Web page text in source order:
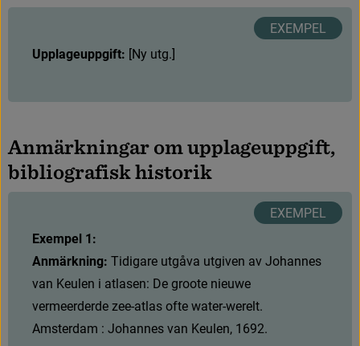
Upplageuppgift: [Ny utg.]
Anmärkningaromupplageuppgift,
bibliografiskhistorik
Exempel 1:
Anmärkning: Tidigare utgåva utgiven av Johannes
van Keulen i atlasen: De groote nieuwe
vermeerderde zee-atlas ofte water-werelt.
Amsterdam : Johannes van Keulen, 1 692.